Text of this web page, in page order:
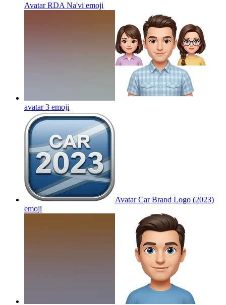
Avatar RDA Na'vi emoji
avatar 3 emoji
Avatar Car Brand Logo (2023)
emoji